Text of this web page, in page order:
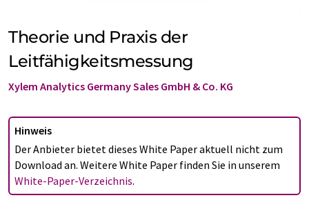
Theorie und Praxis der
Leitfähigkeitsmessung
Xylem Analytics Germany Sales GmbH & Co. KG
Hinweis
Der Anbieter bietet dieses White Paper aktuell nicht zum
Download an. Weitere White Paper finden Sie in unserem
White-Paper-Verzeichnis.